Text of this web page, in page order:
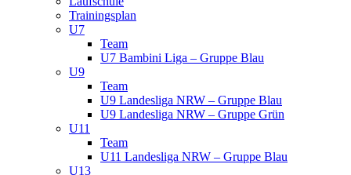
Trainingsplan
U7
Team
U7 Bambini Liga – Gruppe Blau
U9
Team
U9 Landesliga NRW – Gruppe Blau
U9 Landesliga NRW – Gruppe Grün
U11
Team
U11 Landesliga NRW – Gruppe Blau
U13